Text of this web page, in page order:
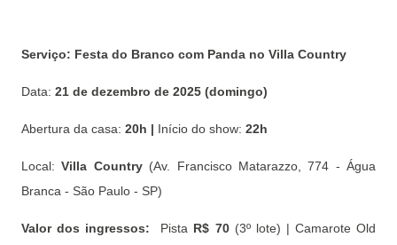
Serviço: Festa do Branco com Panda no Villa Country
Data: 21 de dezembro de 2025 (domingo)
Abertura da casa: 20h | Início do show: 22h
Local: Villa Country (Av. Francisco Matarazzo, 774 - Água
Branca - São Paulo - SP)
Valor dos ingressos: Pista R$ 70 (3º lote) | Camarote Old